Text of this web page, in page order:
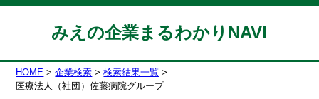
みえの企業まるわかりNAVI
HOME 企業検索
検索結果一覧
医療法人（社団）佐藤病院グループ